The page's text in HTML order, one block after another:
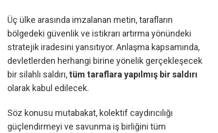
Üç ülke arasında imzalanan metin, tarafların
bölgedeki güvenlik ve istikrarı artırma yönündeki
stratejik iradesini yansıtıyor. Anlaşma kapsamında,
devletlerden herhangi birine yönelik gerçekleşecek
bir silahlı saldırı,tüm taraflara yapılmış bir saldırı
olarak kabul edilecek.
Söz konusu mutabakat, kolektif caydırıcılığı
güçlendirmeyi ve savunma iş birliğini tüm